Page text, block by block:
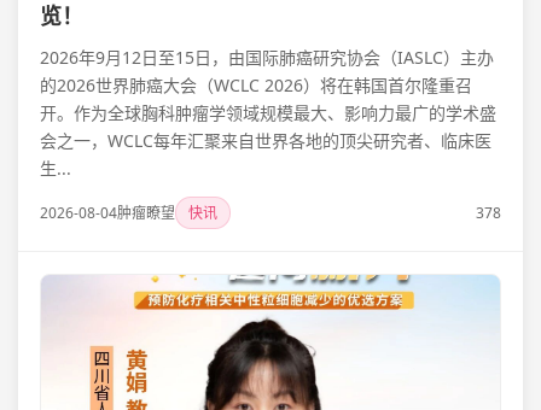
览！
2026年9月12日至15日，由国际肺癌研究协会（IASLC）主办
的2026世界肺癌大会（WCLC 2026）将在韩国首尔隆重召
开。作为全球胸科肿瘤学领域规模最大、影响力最广的学术盛
会之一，WCLC每年汇聚来自世界各地的顶尖研究者、临床医
生...
2026-08-04肿瘤瞭望 快讯 378